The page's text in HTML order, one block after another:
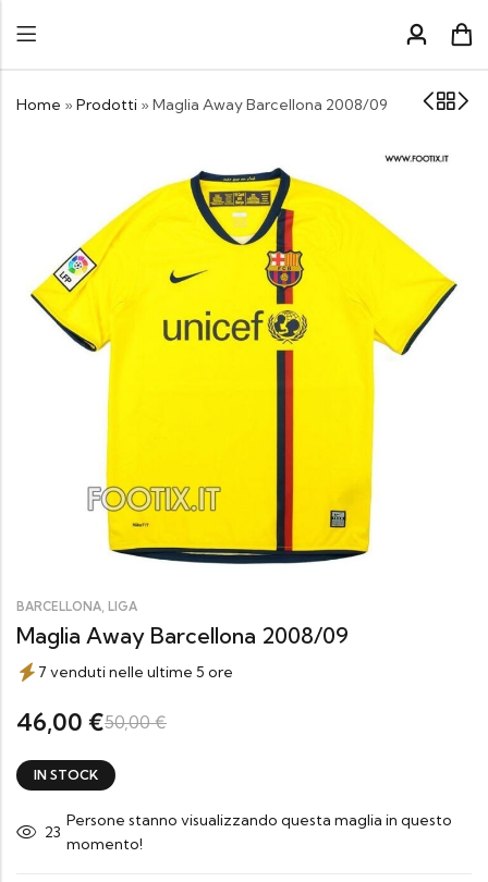
Home » Prodotti » Maglia Away Barcellona 2008/09
BARCELLONA, LIGA
Maglia Away Barcellona 2008/09
7 venduti nelle ultime 5 ore
46,00 €50,00€
IN STOCK
23
Persone stanno visualizzando questa maglia in questo
momento!